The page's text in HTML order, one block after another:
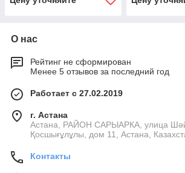
О нас
Рейтинг не сформирован
Менее 5 отзывов за последний год
Работает с 27.02.2019
г. Астана
Астана, РАЙОН САРЫАРКА, улица
Қосшығұлұлы, дом 11, Астана,
Контакты